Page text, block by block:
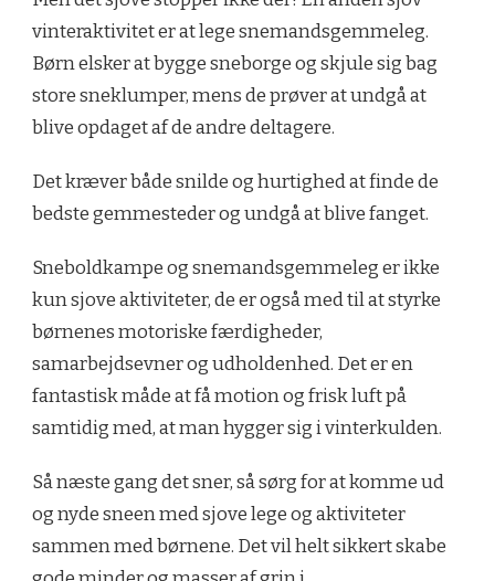
vinteraktivitet er at lege snemandsgemmeleg.
Børn elsker at bygge sneborge og skjule sig bag
store sneklumper, mens de prøver at undgå at
blive opdaget af de andre deltagere.
Det kræver både snilde og hurtighed at finde de
bedste gemmesteder og undgå at blive fanget.
Sneboldkampe og snemandsgemmeleg er ikke
kun sjove aktiviteter, de er også med til at styrke
børnenes motoriske færdigheder,
samarbejdsevner og udholdenhed. Det er en
fantastisk måde at få motion og frisk luft på
samtidig med, at man hygger sig i vinterkulden.
Så næste gang det sner, så sørg for at komme ud
og nyde sneen med sjove lege og aktiviteter
sammen med børnene. Det vil helt sikkert skabe